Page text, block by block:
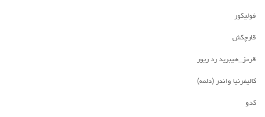
فولیکور
قارچکش
قرمز_هیبرید رد ریور
کالیفرنیا واندر (دلمه)
کدو